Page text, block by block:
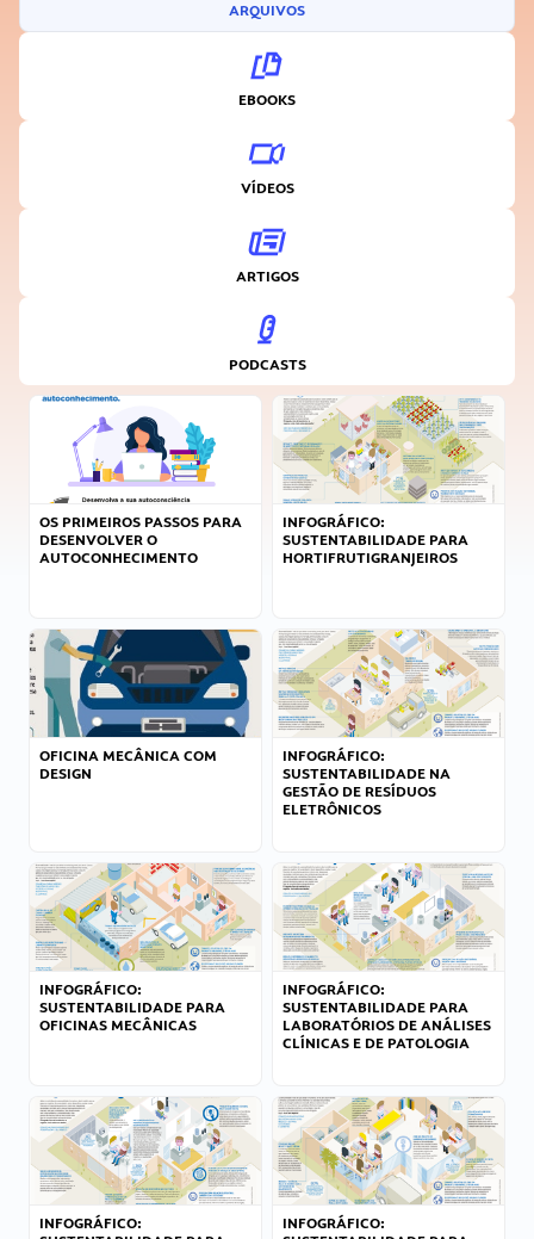
ARQUIVOS
EBOOKS
VÍDEOS
ARTIGOS
PODCASTS
OS PRIMEIROS PASSOS PARA
DESENVOLVER O
AUTOCONHECIMENTO
INFOGRÁFICO:
SUSTENTABILIDADE PARA
HORTIFRUTIGRANJEIROS
OFICINA MECÂNICA COM
DESIGN
INFOGRÁFICO:
SUSTENTABILIDADE NA
GESTÃO DE RESÍDUOS
ELETRÔNICOS
INFOGRÁFICO:
SUSTENTABILIDADE PARA
OFICINAS MECÂNICAS
INFOGRÁFICO:
SUSTENTABILIDADE PARA
LABORATÓRIOS DE ANÁLISES
CLÍNICAS E DE PATOLOGIA
INFOGRÁFICO:
INFOGRÁFICO: